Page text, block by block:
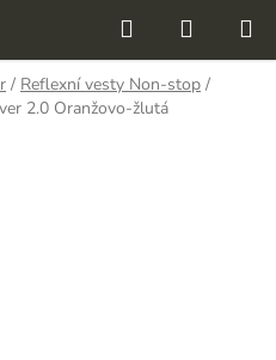
Hledat
KOŠÍK
/ Reflexní vesty Non-stop /
2.0 Oranžovo-žlutá